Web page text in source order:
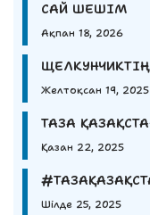
САЙ ШЕШІМ
Ақпан 18, 2026
Желтоқсан 19, 2025
ТАЗА
Қазан 22, 2025
Шілде 25, 2025